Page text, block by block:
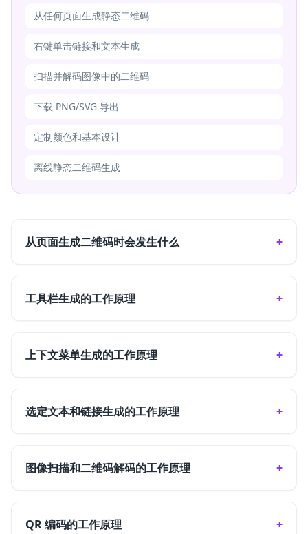
从任何页面生成静态二维码
右键单击链接和文本生成
扫描并解码图像中的二维码
下载 PNG/SVG 导出
定制颜色和基本设计
离线静态二维码生成
从页面生成二维码时会发生什么
工具栏生成的工作原理
上下文菜单生成的工作原理
选定文本和链接生成的工作原理
图像扫描和二维码解码的工作原理
QR 编码的工作原理